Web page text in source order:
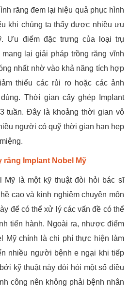
răng đem lại hiệu quả phục hình
khi chúng ta thấy được nhiều ưu
Ưu điểm đặc trưng của loại trụ
mang lại giải pháp trồng răng vĩnh
nhất nhờ vào khả năng tích hợp
thiểu các rủi ro hoặc các ảnh
Thời gian cấy ghép Implant
tuần. Đây là khoảng thời gian vô
người có quỹ thời gian hạn hẹp
răng Implant Nobel Mỹ
Mỹ là một kỹ thuật đòi hỏi bác sĩ
cao và kinh nghiệm chuyên môn
để có thể xử lý các vấn đề có thể
tiến hành. Ngoài ra, nhược điểm
Mỹ chính là chi phí thực hiện làm
nhiều người bệnh e ngại khi tiếp
kỹ thuật này đòi hỏi một số điều
công nên không phải bệnh nhân